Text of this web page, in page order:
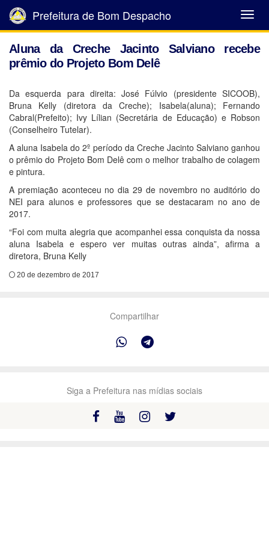
Abrir
Menu
Prefeitura de Bom Despacho
Aluna da Creche Jacinto Salviano recebe
prêmio do Projeto Bom Delê
Da esquerda para direita: José Fúlvio (presidente SICOOB),
Bruna Kelly (diretora da Creche); Isabela(aluna); Fernando
Cabral(Prefeito); Ivy Lílian (Secretária de Educação) e Robson
(Conselheiro Tutelar).
A aluna Isabela do 2º período da Creche Jacinto Salviano ganhou
o prêmio do Projeto Bom Delê com o melhor trabalho de colagem
e pintura.
A premiação aconteceu no dia 29 de novembro no auditório do
NEI para alunos e professores que se destacaram no ano de
2017.
“Foi com muita alegria que acompanhei essa conquista da nossa
aluna Isabela e espero ver muitas outras ainda”, afirma a
diretora, Bruna Kelly
20 de dezembro de 2017
Compartilhar
Siga a Prefeitura nas mídias sociais